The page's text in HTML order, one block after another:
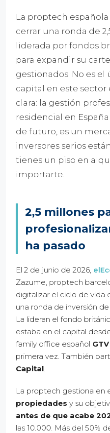
La proptech
cerrar una ronda de
liderada por fondos
para expandir su
gestionados. No es
capital en este sector
clara: la gestión
residencial en
de futuro, es un
inversores serios
tienes un piso en
importarte.
2,5 millones
ha pasado
El 2 de junio de 2026,
Zazume, proptech
digitalizar el ciclo de vida
una ronda de inversión de
La lideran el fondo
estaba en el capital
family office español
primera vez. También
Capital
La proptech gestiona en
propiedades y su
antes de que acabe
las 10.000. Más del 50%